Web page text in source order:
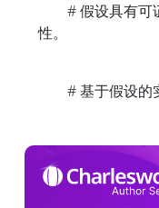
# 假设具有可
性。
# 基于假设的实